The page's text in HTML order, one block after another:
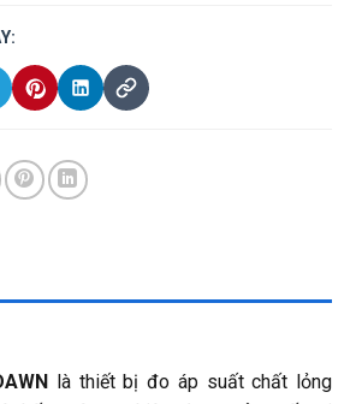
là thiết bị đo áp suất chất lỏng